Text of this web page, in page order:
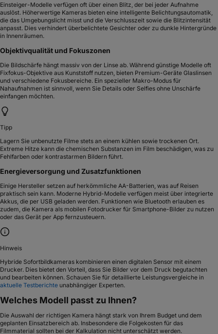
Einsteiger-Modelle verfügen oft über einen Blitz, der bei jeder Aufnahme
auslöst. Höherwertige Kameras bieten eine intelligente Belichtungsautomatik,
die das Umgebungslicht misst und die Verschlusszeit sowie die Blitzintensität
anpasst. Dies verhindert überbelichtete Gesichter oder zu dunkle Hintergründe
in Innenräumen.
Objektivqualität und Fokuszonen
Die Bildschärfe hängt massiv von der Linse ab. Während günstige Modelle oft
Fixfokus-Objektive aus Kunststoff nutzen, bieten Premium-Geräte Glaslinsen
und verschiedene Fokusbereiche. Ein spezieller Makro-Modus für
Nahaufnahmen ist sinnvoll, wenn Sie Details oder Selfies ohne Unschärfe
einfangen möchten.
Tipp
Lagern Sie unbenutzte Filme stets an einem kühlen sowie trockenen Ort.
Extreme Hitze kann die chemischen Substanzen im Film beschädigen, was zu
Fehlfarben oder kontrastarmen Bildern führt.
Energieversorgung und Zusatzfunktionen
Einige Hersteller setzen auf herkömmliche AA-Batterien, was auf Reisen
praktisch sein kann. Moderne Hybrid-Modelle verfügen meist über integrierte
Akkus, die per USB geladen werden. Funktionen wie Bluetooth erlauben es
zudem, die Kamera als mobilen Fotodrucker für Smartphone-Bilder zu nutzen
oder das Gerät per App fernzusteuern.
Hinweis
Hybride Sofortbildkameras kombinieren einen digitalen Sensor mit einem
Drucker. Dies bietet den Vorteil, dass Sie Bilder vor dem Druck begutachten
und bearbeiten können. Schauen Sie für detaillierte Leistungsvergleiche in
aktuelle Testberichte unabhängiger Experten.
Welches Modell passt zu Ihnen?
Die Auswahl der richtigen Kamera hängt stark von Ihrem Budget und dem
geplanten Einsatzbereich ab. Insbesondere die Folgekosten für das
Filmmaterial sollten bei der Kalkulation nicht unterschätzt werden.